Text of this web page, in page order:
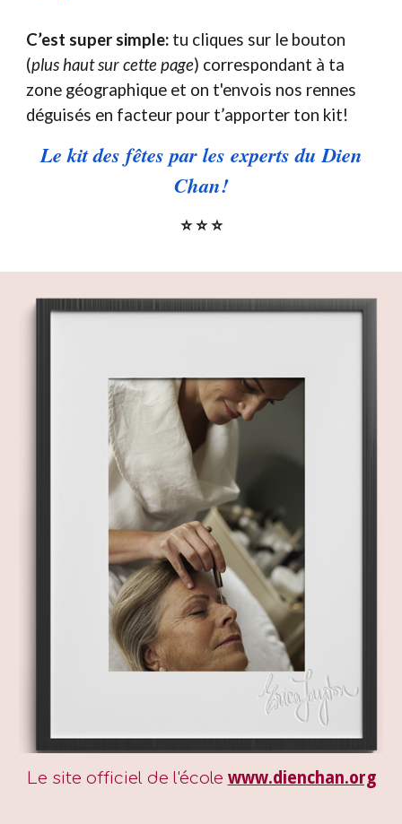
C’est super simple: tu cliques sur le bouton
(plus haut sur cette page) correspondant à ta
zone géographique et on t'envois nos rennes
déguisés en facteur pour t’apporter ton kit!
Le kit des fêtes par les experts du Dien
Chan!
⭐ ⭐ ⭐
Le site officiel de l'école www.dienchan.org